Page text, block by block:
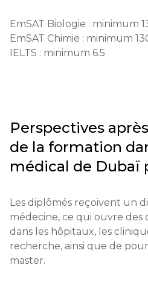
Diplôme de fin d'études
Certificat de maîtrise de la
Exigences pour les étudiants
Preuve de fonds suffisants
semestre
Dates limites des
Fin : 30 juin
Examen ou entretien:
Un examen d'entrée en
organisé
EmSAT Biologie : minimum
EmSAT Chimie : minimum
IELTS : minimum 6.5
Perspectives
de la formation
médical de Dubaï
Les diplômés reçoivent un
médecine, ce qui ouvre des
dans les hôpitaux, les
recherche, ainsi que de
master.